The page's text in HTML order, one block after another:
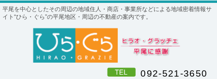
平尾を中心としたその周辺の地域住人・商店・事業所などによる地域密着情報サ
イト“ひら・ぐら”の平尾地区・周辺の不動産の案内です。
092-521-3650